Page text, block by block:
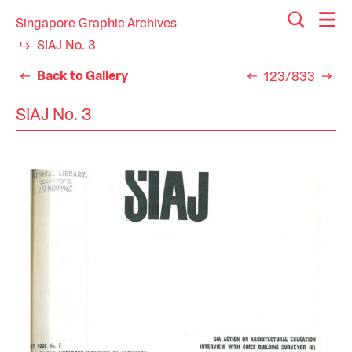
Singapore Graphic Archives
SIAJ No. 3
Back to Gallery 123/833
SIAJ No. 3